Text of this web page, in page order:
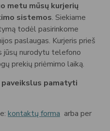
metu mūsų kurjerių
sistemos. Siekiame
todėl pasirinkome
paslaugas. Kurjeris prieš
jūsų nurodytu telefono
prekių priėmimo laiką.
paveikslus pamatyti
kontaktų forma arba per